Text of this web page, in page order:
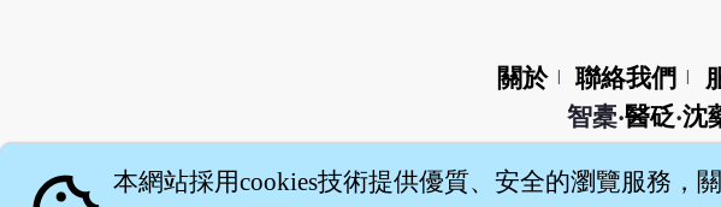
關於 聯絡我們
智橐‧醫砭‧沈
本網站採用cookies技術提供優質、安全的瀏覽服務，